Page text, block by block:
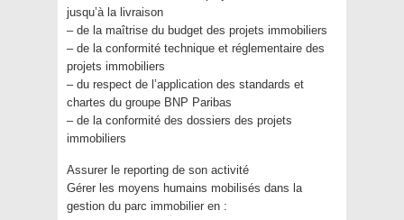
jusqu’à la livraison
– de la maîtrise du budget des projets immobiliers
– de la conformité technique et réglementaire des
projets immobiliers
– du respect de l’application des standards et
chartes du groupe BNP Paribas
– de la conformité des dossiers des projets
immobiliers
Assurer le reporting de son activité
Gérer les moyens humains mobilisés dans la
gestion du parc immobilier en :